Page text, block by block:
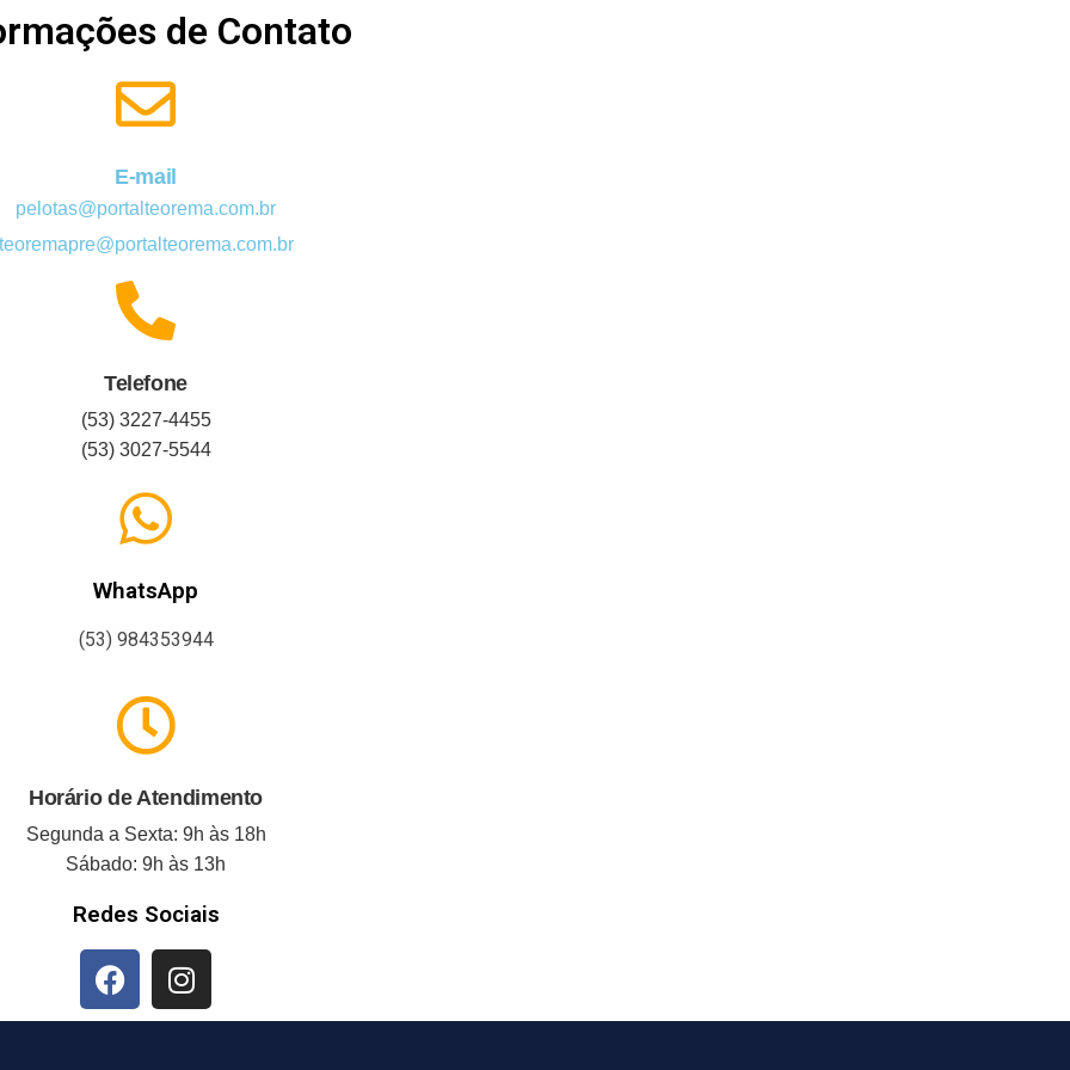
de Contato
E-mail
pelotas@portalteorema.com.br
Telefone
(53) 3227-4455
(53) 3027-5544
WhatsApp
(53) 984353944
Horário de Atendimento
Segunda a Sexta: 9h às 18h
Sábado: 9h às 13h
Redes Sociais